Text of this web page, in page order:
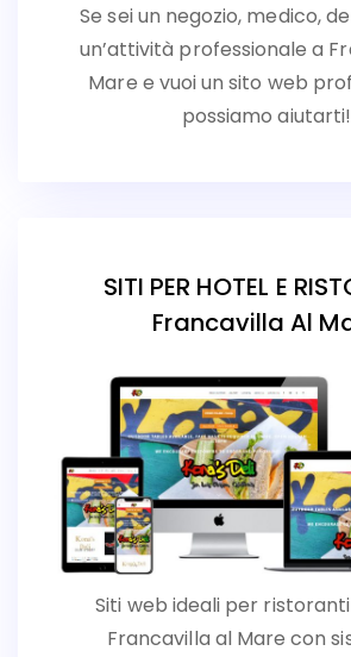
Se sei un negozio, medico,
un’attività professionale a
Mare e vuoi un sito web
possiamo aiutarti!
SITI PER HOTEL E
Francavilla Al
Siti web ideali per
Francavilla al Mare con